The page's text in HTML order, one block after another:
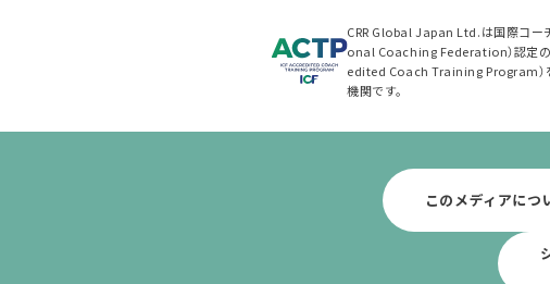
CRR Global Japan Ltd.は国際コー
onal Coaching Federation）認定の
edited Coach Training Program）
機関です。
このメディアにつ